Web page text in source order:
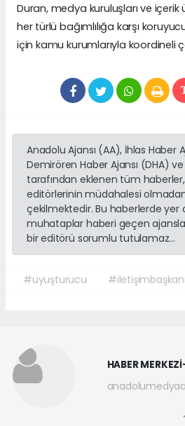
Duran, medya kuruluşları ve içerik
her türlü bağımlılığa karşı
için kamu kurumlarıyla koordineli
Anadolu Ajansı (AA), İhlas Haber
Demirören Haber Ajansı (DHA)
tarafından eklenen tüm
editörlerinin müdahalesi
çekilmektedir. Bu haberlerde yer
muhataplar haberi geçen
bir editörü sorumlu tutulamaz...
#uyuşturucu #iletişimbaşkanı
HABER